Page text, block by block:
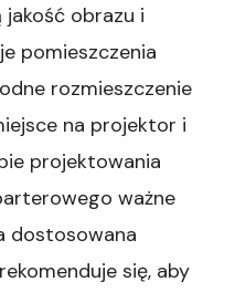
obrazu i
pomieszczenia
rozmieszczenie
na projektor i
projektowania
ważne
dostosowana
się, aby